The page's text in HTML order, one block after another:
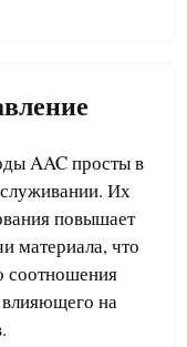
AAC просты в
Их
повышает
материала, что
соотношения
на